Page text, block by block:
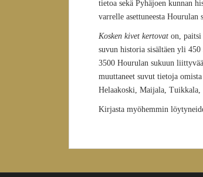
tietoa sekä Pyhäjoen kunnan
varrelle asettuneesta Hourulan
Kosken kivet kertovat on,
suvun historia sisältäen yli
3500 Hourulan sukuun
muuttaneet suvut tietoja
Helaakoski, Maijala, Tuikkala,
Kirjasta myöhemmin